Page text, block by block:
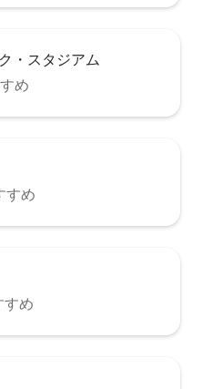
・スタジアム
め
すめ
すめ